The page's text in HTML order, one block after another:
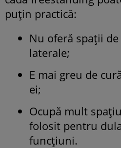
puțin practică:
Nu oferă spații
laterale;
E mai greu de
ei;
Ocupă mult
folosit pentru
funcțiuni.